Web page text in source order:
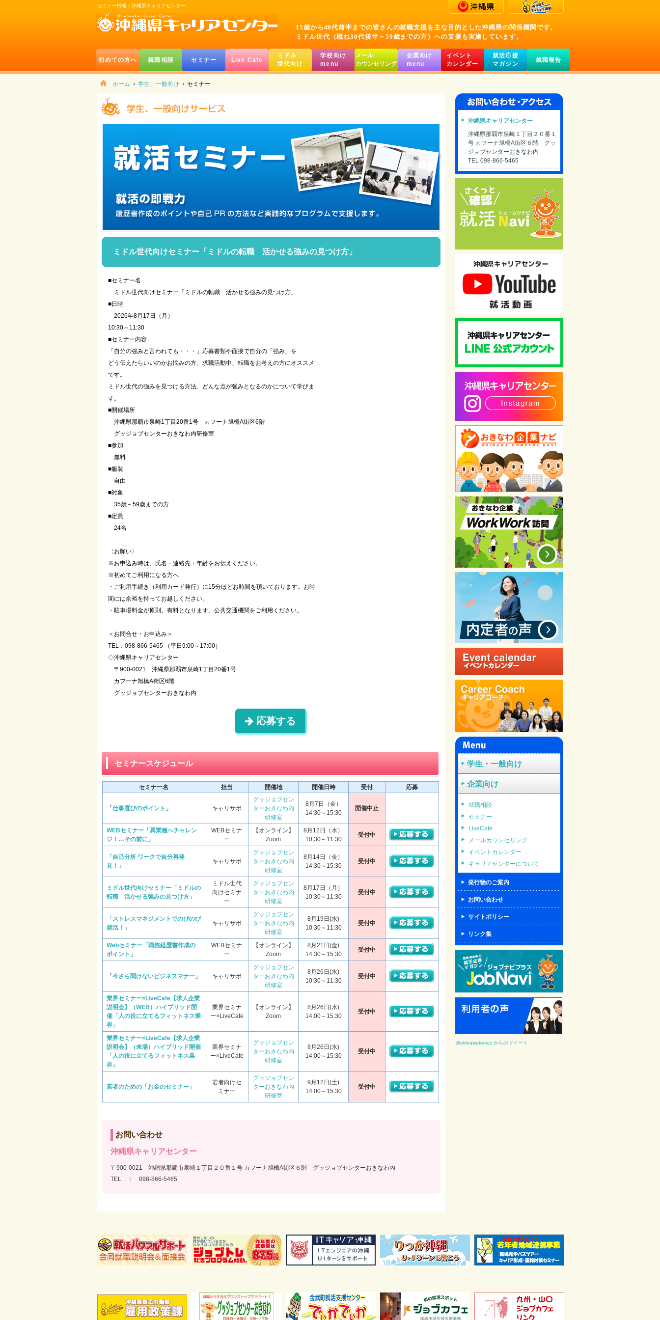
セミナー情報｜沖縄県キャリアセンター
15歳から40代前半までの皆さんの就職支援を主な目的とした沖縄県の関係機関です。
ミドル世代（概ね30代後半～59歳までの方）への支援も実施しています。
初めての方へ 就職相談 セミナー Live Cafe
ミドル
世代向け
学校向け
menu
メール
カウンセリング
企業向け
menu
イベント
カレンダー
就活応援
マガジン
就職報告
ホーム 学生、一般向け セミナー
ミドル世代向けセミナー「ミドルの転職 活かせる強みの見つけ方」
■セミナー名
ミドル世代向けセミナー「ミドルの転職 活かせる強みの見つけ方」
■日時
2026年8月17日（月）
10:30～11:30
■セミナー内容
「自分の強みと言われても・・・」応募書類や面接で自分の「強み」を
どう伝えたらいいのかお悩みの方、求職活動中、転職をお考えの方にオススメ
です。
ミドル世代の強みを見つける方法、どんな点が強みとなるのかについて学びま
す。
■開催場所
沖縄県那覇市泉崎1丁目20番1号 カフーナ旭橋A街区6階
グッジョブセンターおきなわ内研修室
■参加
無料
■服装
自由
■対象
35歳～59歳までの方
■定員
24名
〈お願い〉
※お申込み時は、氏名・連絡先・年齢をお伝えください。
※初めてご利用になる方へ
・ご利用手続き（利用カード発行）に15分ほどお時間を頂いております。お時
間には余裕を持ってお越しください。
・駐車場料金が原則、有料となります。公共交通機関をご利用ください。
＜お問合せ・お申込み＞
TEL：098-866-5465 （平日9:00～17:00）
◇沖縄県キャリアセンター
〒900-0021 沖縄県那覇市泉崎1丁目20番1号
カフーナ旭橋A街区6階
グッジョブセンターおきなわ内
応募する
セミナースケジュール
セミナー名 担当 開催地 開催日時 受付 応募
「仕事選びのポイント」 キャリサポ
グッジョブセン
ターおきなわ内
研修室
8月7日（金）
14:30～15:30
開催中止
WEBセミナー「異業種へチャレン
ジ！…その前に」
WEBセミナ
ー
【オンライン】
Zoom
8月12日（水）
10:30～11:30
受付中
「自己分析 ワークで自分再発
見！」
キャリサポ
グッジョブセン
ターおきなわ内
研修室
8月14日（金）
14:30～15:30
受付中
ミドル世代向けセミナー「ミドルの
転職 活かせる強みの見つけ方」
ミドル世代
向けセミナ
ー
グッジョブセン
ターおきなわ内
研修室
8月17日（月）
10:30～11:30
受付中
「ストレスマネジメントでのびのび
就活！」
キャリサポ
グッジョブセン
ターおきなわ内
研修室
8月19日(水)
10:30～11:30
受付中
Webセミナー「職務経歴書作成の
ポイント」
WEBセミナ
ー
【オンライン】
Zoom
8月21日(金)
14:30～15:30
受付中
「今さら聞けないビジネスマナー」 キャリサポ
グッジョブセン
ターおきなわ内
研修室
8月26日(水)
10:30～11:30
受付中
業界セミナー×LiveCafe【求人企業
説明会】（WEB）ハイブリッド開
催「人の役に立てるフィットネス業
界」
業界セミナ
ー×LiveCafe
【オンライン】
Zoom
8月26日(水)
14:00～15:30
受付中
業界セミナー×LiveCafe【求人企業
説明会】（来場）ハイブリッド開催
「人の役に立てるフィットネス業
界」
業界セミナ
ー×LiveCafe
グッジョブセン
ターおきなわ内
研修室
8月26日(水)
14:00～15:30
受付中
若者のための「お金のセミナー」
若者向けセ
ミナー
グッジョブセン
ターおきなわ内
研修室
9月12日(土)
14:00～15:30
受付中
お問い合わせ
沖縄県キャリアセンター
〒900-0021 沖縄県那覇市泉崎１丁目２０番１号 カフーナ旭橋A街区６階 グッジョブセンターおきなわ内
TEL ： 098-866-5465
沖縄県キャリアセンター
沖縄県那覇市泉崎１丁目２０番１
号 カフーナ旭橋A街区６階 グッ
ジョブセンターおきなわ内
TEL 098-866-5465
学生・一般向け
企業向け
就職相談
セミナー
LiveCafe
メールカウンセリング
イベントカレンダー
キャリアセンターについて
発行物のご案内
お問い合わせ
サイトポリシー
リンク集
@okinawakencc からのツイート